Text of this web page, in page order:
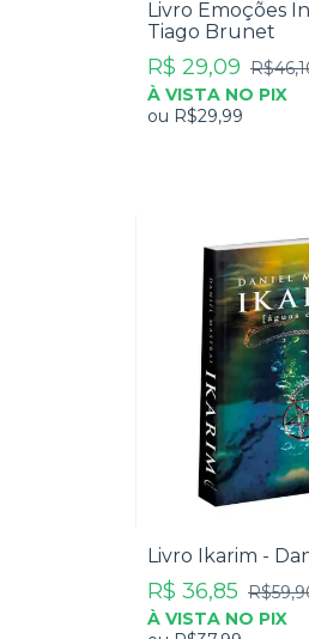
Livro Emoções
Tiago Brunet
R$ 29,09
À VISTA NO PIX
ou R$29,99
Livro Ikarim -
R$ 36,85
À VISTA NO PIX